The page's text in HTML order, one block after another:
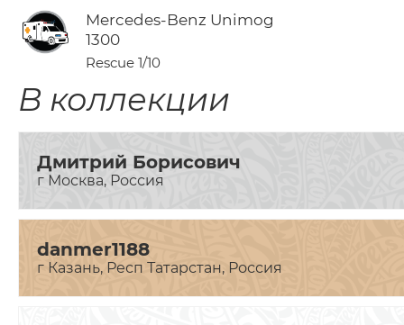
Mercedes-Benz Unimog
1300
Rescue 1/10
В коллекции
Дмитрий Борисович
г Москва, Россия
danmer1188
г Казань, Респ Татарстан, Россия